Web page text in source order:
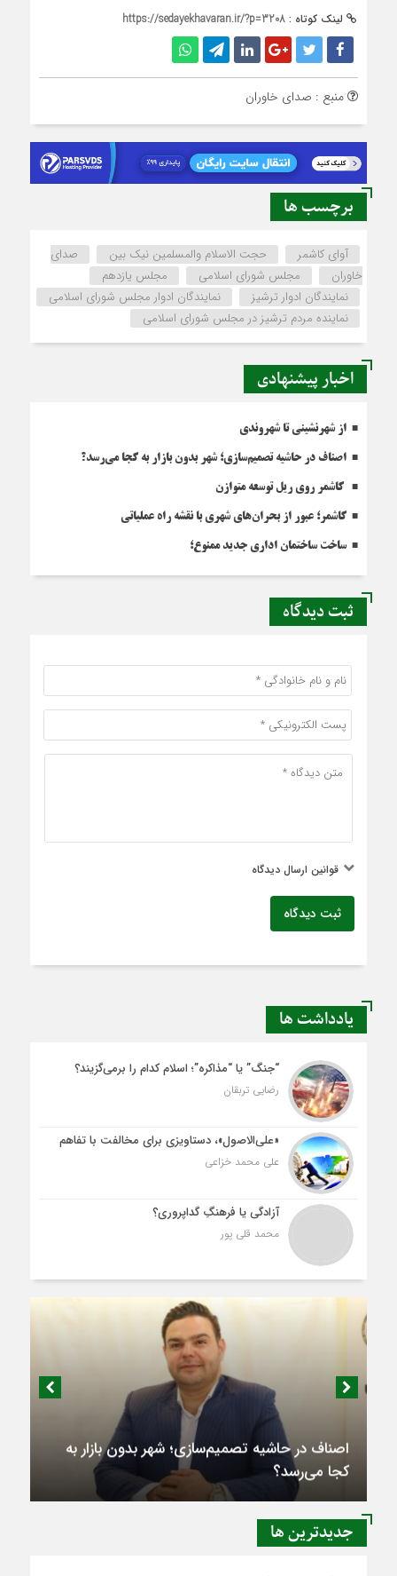
لینک کوتاه : https://sedayekhavaran.ir/?p=3208
منبع : صدای خاوران
برچسب ها
آوای کاشمر حجت الاسلام والمسلمین نیک بین
صدای
خاوران
مجلس شورای اسلامی
مجلس یازدهم
نمایندگان ادوار ترشیز
نمایندگان ادوار مجلس شورای اسلامی
نماینده مردم ترشیز در مجلس شورای اسلامی
اخبار پیشنهادی
از شهرنشینی تا شهروندی
اصناف در حاشیه تصمیم‌سازی؛ شهر بدون بازار به کجا می‌رسد؟
کاشمر روی ریل توسعه متوازن
کاشمر؛ عبور از بحران‌های شهری با نقشه راه عملیاتی
ساخت ساختمان اداری جدید ممنوع؛
ثبت دیدگاه
قوانین ارسال دیدگاه
ثبت دیدگاه
یادداشت ها
“جنگ” یا “مذاکره”؛ اسلام کدام را برمی‌گزیند؟
رضایی تربقان
«علی‌الاصول»، دستاویزی برای مخالفت با تفاهم
علی محمد خزاعی
آزادگی یا فرهنگِ گداپروری؟
محمد قلی پور
اصناف در حاشیه تصمیم‌سازی؛ شهر بدون بازار به
کجا می‌رسد؟
جديدترين ها